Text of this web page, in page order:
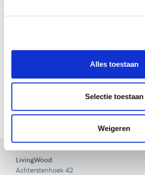
Alles toestaan
Selectie toestaan
Weigeren
Bij het invullen van dit formulier gebruiken
enkel om gevolg te geven aan je vraag of
ons volledigprivacybeleid.
LivingWood
Achterstenhoek 42